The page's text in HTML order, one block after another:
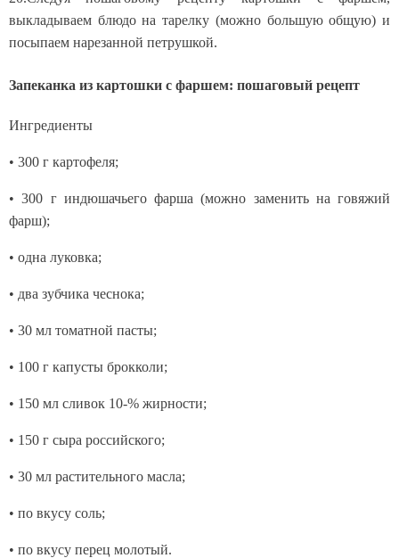
выкладываем блюдо на тарелку (можно большую общую) и
посыпаем нарезанной петрушкой.
Запеканка из картошки с фаршем: пошаговый рецепт
Ингредиенты
• 300 г картофеля;
• 300 г индюшачьего фарша (можно заменить на говяжий
фарш);
• одна луковка;
• два зубчика чеснока;
• 30 мл томатной пасты;
• 100 г капусты брокколи;
• 150 мл сливок 10-% жирности;
• 150 г сыра российского;
• 30 мл растительного масла;
• по вкусу соль;
• по вкусу перец молотый.